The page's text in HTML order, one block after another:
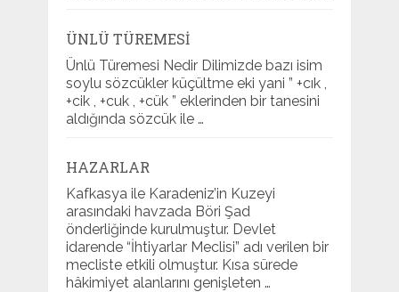
ÜNLÜ TÜREMESI
Ünlü Türemesi Nedir Dilimizde bazı isim
soylu sözcükler küçültme eki yani ” +cık ,
+cik , +cuk , +cük ” eklerinden bir tanesini
aldığında sözcük ile …
HAZARLAR
Kafkasya ile Karadeniz’in Kuzeyi
arasındaki havzada Böri Şad
önderliğinde kurulmuştur. Devlet
idarende “İhtiyarlar Meclisi” adı verilen bir
mecliste etkili olmuştur. Kısa sürede
hâkimiyet alanlarını genişleten …